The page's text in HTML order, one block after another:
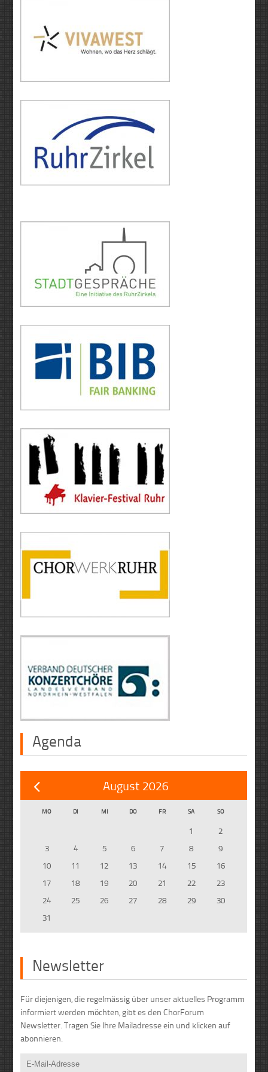
Agenda
August 2026
MO DI MI DO FR SA SO
1
2
3
4 5 6 7 8
9
10
11 12 13 14 15
16
17
18 19 20 21 22
23
24
25 26 27 28 29
30
31
Newsletter
Für diejenigen, die regelmässig über unser aktuelles Programm
informiert werden möchten, gibt es den ChorForum
Newsletter. Tragen Sie Ihre Mailadresse ein und klicken auf
abonnieren.